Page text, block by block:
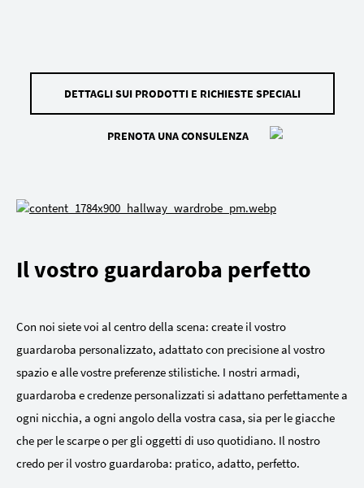
DETTAGLI SUI PRODOTTI E RICHIESTE SPECIALI
PRENOTA UNA CONSULENZA
Il vostro guardaroba perfetto
Con noi siete voi al centro della scena: create il vostro
guardaroba personalizzato, adattato con precisione al vostro
spazio e alle vostre preferenze stilistiche. I nostri armadi,
guardaroba e credenze personalizzati si adattano perfettamente a
ogni nicchia, a ogni angolo della vostra casa, sia per le giacche
che per le scarpe o per gli oggetti di uso quotidiano. Il nostro
credo per il vostro guardaroba: pratico, adatto, perfetto.